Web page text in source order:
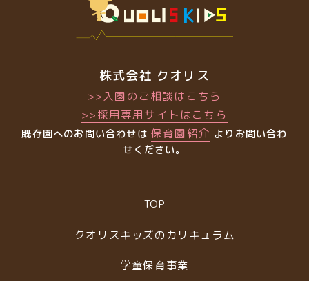
株式会社 クオリス
>>入園のご相談はこちら
>>採用専用サイトはこちら
既存園へのお問い合わせは 保育園紹介 よりお問い合わ
せください。
TOP
クオリスキッズのカリキュラム
学童保育事業